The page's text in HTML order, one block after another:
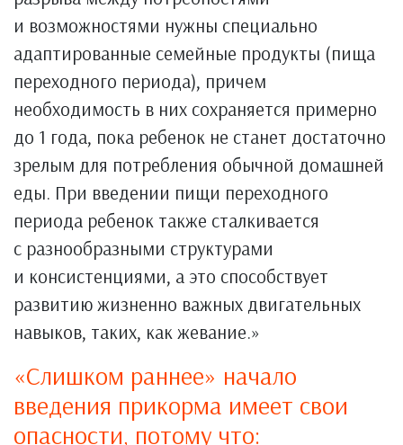
и возможностями нужны специально
адаптированные семейные продукты (пища
переходного периода), причем
необходимость в них сохраняется примерно
до 1 года, пока ребенок не станет достаточно
зрелым для потребления обычной домашней
еды. При введении пищи переходного
периода ребенок также сталкивается
с разнообразными структурами
и консистенциями, а это способствует
развитию жизненно важных двигательных
навыков, таких, как жевание.»
«Слишком раннее» начало
введения прикорма имеет свои
опасности, потому что: